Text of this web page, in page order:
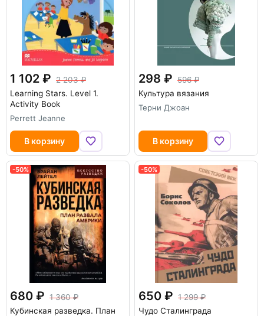
1 102
2 203
Learning Stars. Level 1.
Activity Book
Perrett Jeanne
В корзину
298
596
Культура вязания
Терни Джоан
В корзину
-50%
680
1 360
Кубинская разведка. План
-50%
650
1 299
Чудо Сталинграда